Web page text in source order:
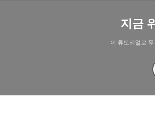
지금
이 튜토리얼로